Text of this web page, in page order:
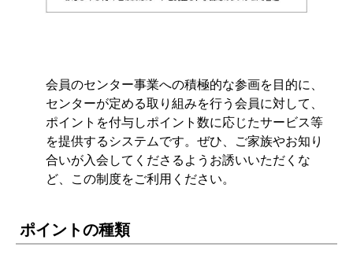
会員のセンター事業への積極的な参画を目的に、
センターが定める取り組みを行う会員に対して、
ポイントを付与しポイント数に応じたサービス等
を提供するシステムです。ぜひ、ご家族やお知り
合いが入会してくださるようお誘いいただくな
ど、この制度をご利用ください。
ポイントの種類